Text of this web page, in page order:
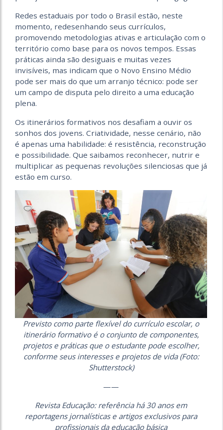
Redes estaduais por todo o Brasil estão, neste
momento, redesenhando seus currículos,
promovendo metodologias ativas e articulação com o
território como base para os novos tempos. Essas
práticas ainda são desiguais e muitas vezes
invisíveis, mas indicam que o Novo Ensino Médio
pode ser mais do que um arranjo técnico: pode ser
um campo de disputa pelo direito a uma educação
plena.
Os itinerários formativos nos desafiam a ouvir os
sonhos dos jovens. Criatividade, nesse cenário, não
é apenas uma habilidade: é resistência, reconstrução
e possibilidade. Que saibamos reconhecer, nutrir e
multiplicar as pequenas revoluções silenciosas que já
estão em curso.
Previsto como parte flexível do currículo escolar, o
itinerário formativo é o conjunto de componentes,
projetos e práticas que o estudante pode escolher,
conforme seus interesses e projetos de vida (Foto:
Shutterstock)
——
Revista Educação: referência há 30 anos em
reportagens jornalísticas e artigos exclusivos para
profissionais da educação básica